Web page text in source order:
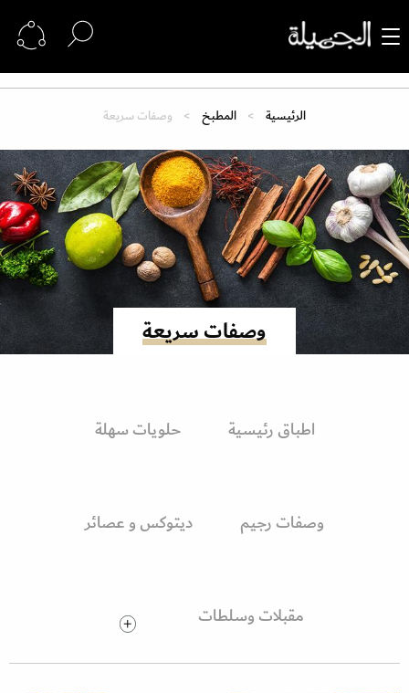
الرئيسية المطبخ وصفات سريعة
وصفات سريعة
اطباق رئيسية حلويات سهلة
وصفات رجيم ديتوكس و عصائر
مقبلات وسلطات